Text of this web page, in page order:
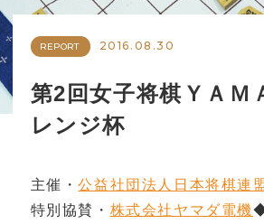
REPORT 2016.08.30
第2回女子将棋ＹＡＭ
レンジ杯
主催・公益社団法人日本将棋連
特別協賛・ 株式会社ヤマダ電機